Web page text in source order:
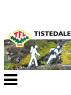
Veksle
navigasjon